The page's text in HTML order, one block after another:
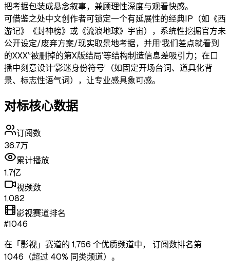
把考据包装成悬念叙事，兼顾理性深度与观看快感。
可借鉴之处中文创作者可锁定一个有延展性的经典IP（如《西
游记》《封神榜》或《流浪地球》宇宙），系统性挖掘官方未
公开设定/废弃方案/现实取景地考据，并用‘我们差点就看到
的XXX’‘被删掉的第X版结局’等结构制造信息差吸引力；在口
播中刻意设计‘影迷身份符号’（如固定开场台词、道具化背
景、标志性语气词），让专业感具象可感。
对标核心数据
订阅数
36.7万
累计播放
1.7亿
视频数
1,082
影视赛道排名
#1046
在「影视」赛道的 1,756 个优质频道中，
订阅数排名第
1046 （超过 40% 同类频道） 。